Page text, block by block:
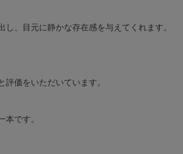
、目元に静かな存在感を与えてくれます。
価をいただいています。
です。